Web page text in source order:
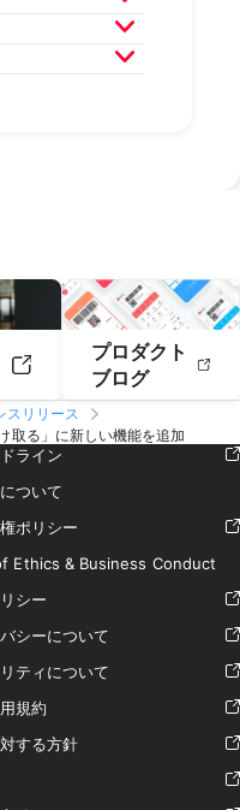
月
月
月
月
月
月
月
月
月
プロダクト
ブログ
スリリース
取る」に新しい機能を追加
ライン
ついて
ポリシー
Ethics & Business Conduct
シー
シーについて
ティについて
規約
する方針